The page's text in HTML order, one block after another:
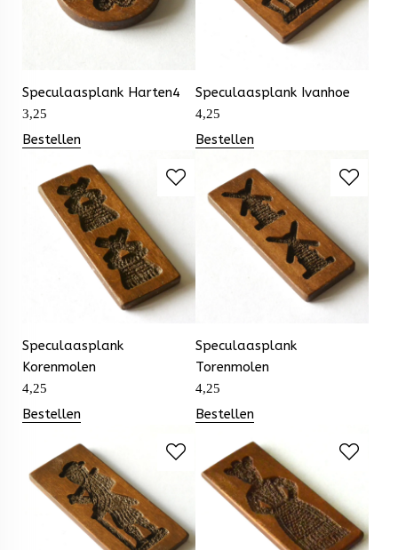
Speculaasplank Harten4
3,25
Bestellen
Speculaasplank Ivanhoe
4,25
Bestellen
Speculaasplank
Korenmolen
4,25
Bestellen
Speculaasplank
Torenmolen
4,25
Bestellen